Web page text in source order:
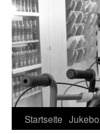
Startseite